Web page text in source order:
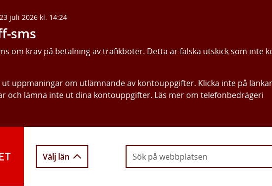
23 juli 2026 kl. 14:24
sms
om krav på betalning av trafikböter. Detta är falska utskick som inte
uppmaningar om utlämnande av kontouppgifter. Klicka inte på
och lämna inte ut dina kontouppgifter. Läs mer om telefonbedrägeri
Välj län